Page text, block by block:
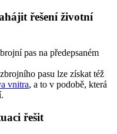
řešení životní
pas na předepsaném
pasu lze získat též
vnitra, a to v podobě, která
řešit